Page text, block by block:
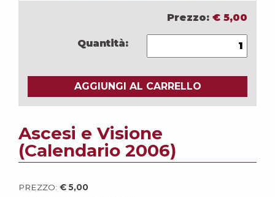
Prezzo: € 5,00
Quantità:
AGGIUNGI AL CARRELLO
Ascesi e Visione
(Calendario 2006)
PREZZO: €5,00